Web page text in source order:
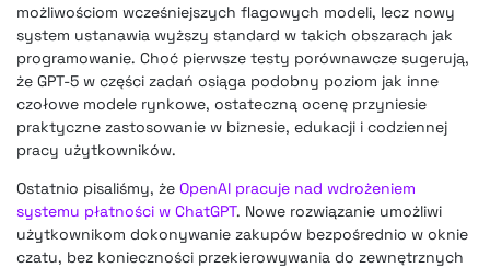
możliwościom wcześniejszych flagowych modeli, lecz nowy
system ustanawia wyższy standard w takich obszarach jak
programowanie. Choć pierwsze testy porównawcze sugerują,
że GPT-5 w części zadań osiąga podobny poziom jak inne
czołowe modele rynkowe, ostateczną ocenę przyniesie
praktyczne zastosowanie w biznesie, edukacji i codziennej
pracy użytkowników.
Ostatnio pisaliśmy, że OpenAI pracuje nad wdrożeniem
systemu płatności w ChatGPT. Nowe rozwiązanie umożliwi
użytkownikom dokonywanie zakupów bezpośrednio w oknie
czatu, bez konieczności przekierowywania do zewnętrznych